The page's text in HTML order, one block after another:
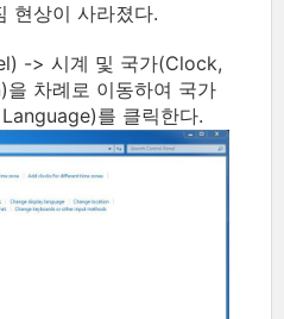
현상이 사라졌다.
-> 시계 및 국가(Clock,
차례로 이동하여 국가
를 클릭한다.